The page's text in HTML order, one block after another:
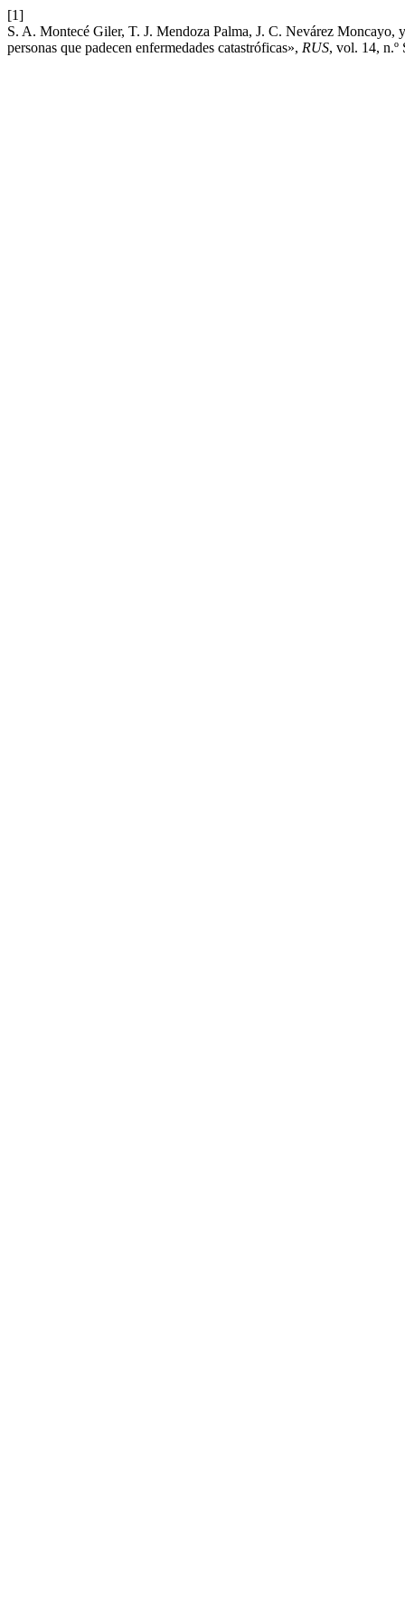
[1]
S. A. Montecé Giler, T. J. Mendoza Palma, J. C. Nevárez Moncayo,
personas que padecen enfermedades catastróficas», RUS, vol. 14, n.º